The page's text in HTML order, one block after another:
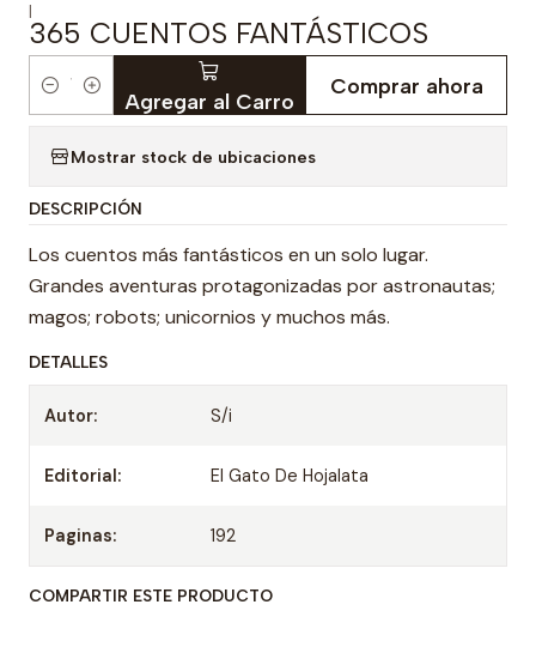
|
365 CUENTOS FANTÁSTICOS
Cantidad Agregar al Carro
Comprar ahora
Mostrar stock de ubicaciones
DESCRIPCIÓN
Los cuentos más fantásticos en un solo lugar.
Grandes aventuras protagonizadas por astronautas;
magos; robots; unicornios y muchos más.
DETALLES
Autor: S/i
Editorial: El Gato De Hojalata
Paginas: 192
COMPARTIR ESTE PRODUCTO